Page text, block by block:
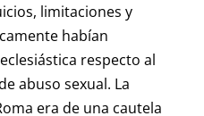
limitaciones y
habían
respecto al
abuso sexual. La
era de una cautela